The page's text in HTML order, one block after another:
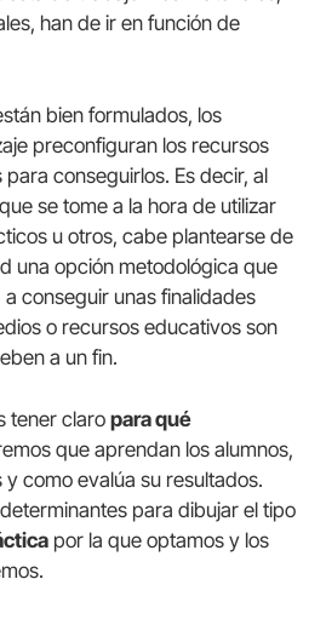
han de ir en función de
bien formulados, los
preconfiguran los recursos
conseguirlos. Es decir, al
se tome a la hora de utilizar
u otros, cabe plantearse de
una opción metodológica que
conseguir unas finalidades
o recursos educativos son
a un fin.
tener claro para qué
que aprendan los alumnos,
como evalúa su resultados.
para dibujar el tipo
por la que optamos y los